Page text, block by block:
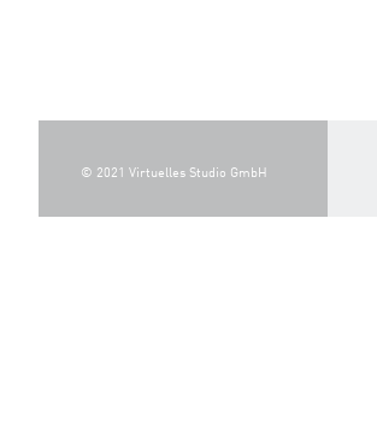
© 2021 Virtuelles Studio GmbH